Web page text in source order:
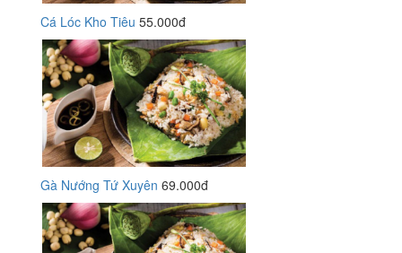
Cá Lóc Kho Tiêu 55.000đ
Gà Nướng Tứ Xuyên 69.000đ